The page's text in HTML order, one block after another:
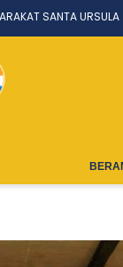
SANTA URSULA